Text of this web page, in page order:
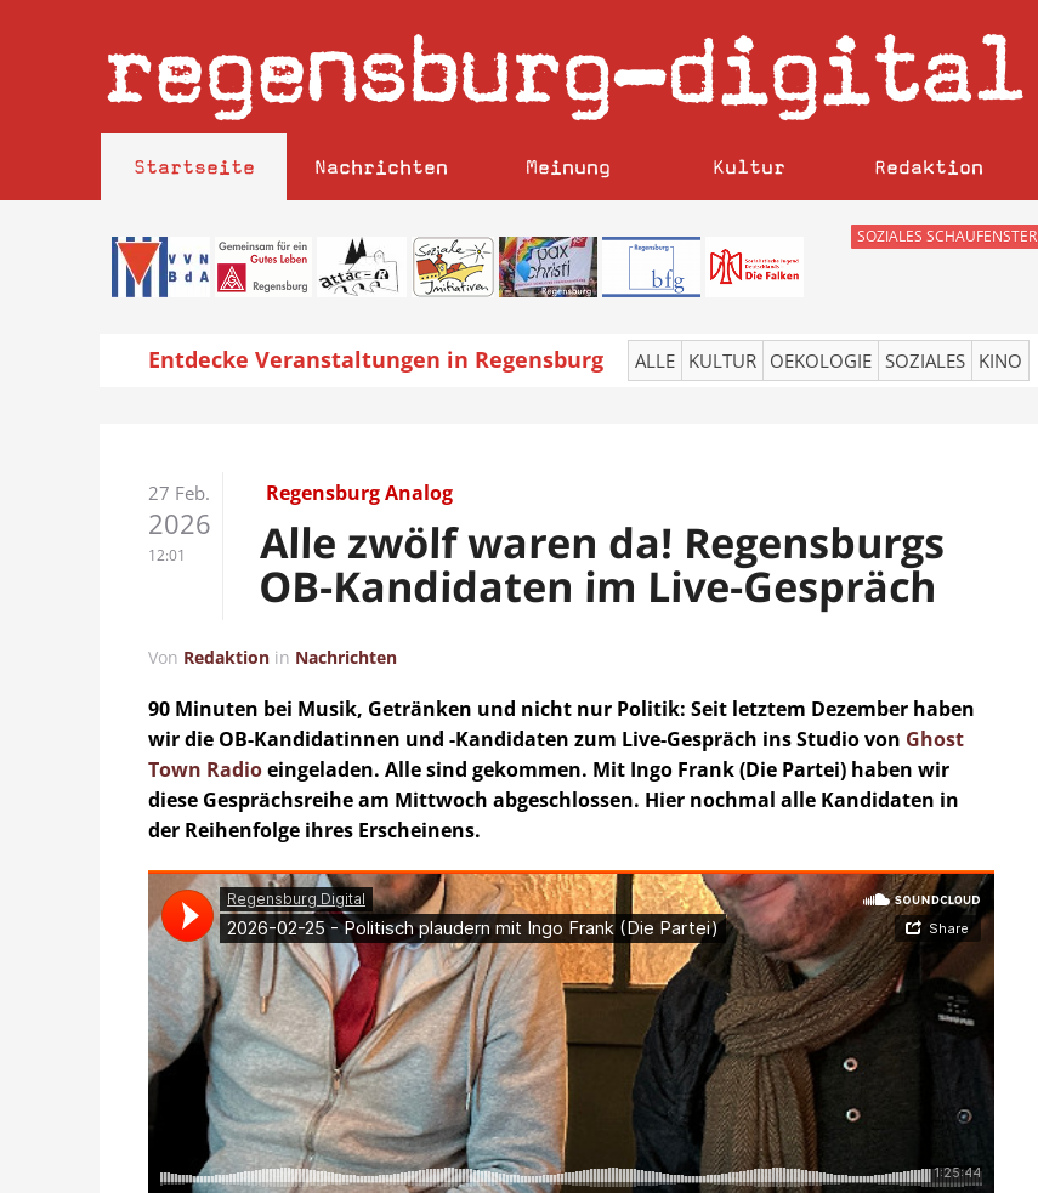
regensburg–digital
Startseite Nachrichten Meinung Kultur Redaktion
SOZIALES SCHAUFENSTER
Entdecke Veranstaltungen in Regensburg ALLE KULTUR OEKOLOGIE SOZIALES KINO
27 Feb.
2026
12:01
Regensburg Analog
Alle zwölf waren da! Regensburgs
OB-Kandidaten im Live-Gespräch
Von Redaktion in Nachrichten
90 Minuten bei Musik, Getränken und nicht nur Politik: Seit letztem Dezember haben
wir die OB-Kandidatinnen und -Kandidaten zum Live-Gespräch ins Studio von Ghost
Town Radioeingeladen. Alle sind gekommen. Mit Ingo Frank (Die Partei) haben wir
diese Gesprächsreihe am Mittwoch abgeschlossen. Hier nochmal alle Kandidaten in
der Reihenfolge ihres Erscheinens.